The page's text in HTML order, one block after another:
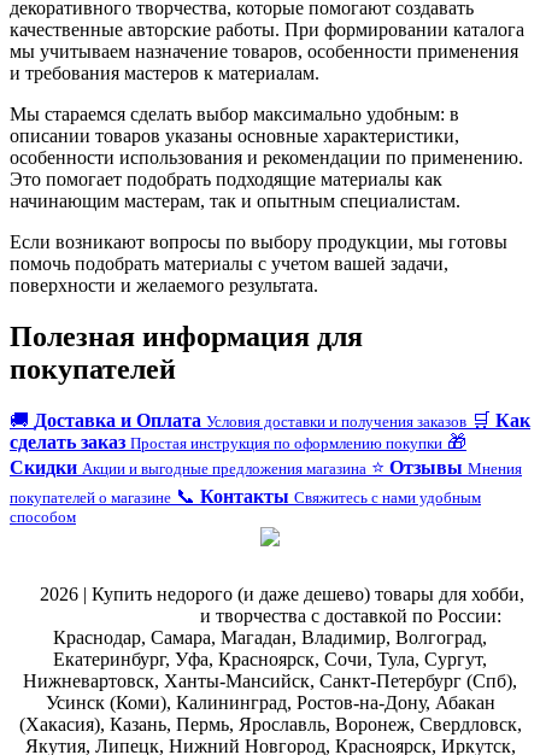
декоративного творчества, которые помогают создавать
качественные авторские работы. При формировании каталога
мы учитываем назначение товаров, особенности применения
и требования мастеров к материалам.
Мы стараемся сделать выбор максимально удобным: в
описании товаров указаны основные характеристики,
особенности использования и рекомендации по применению.
Это помогает подобрать подходящие материалы как
начинающим мастерам, так и опытным специалистам.
Если возникают вопросы по выбору продукции, мы готовы
помочь подобрать материалы с учетом вашей задачи,
поверхности и желаемого результата.
Полезная информация для
покупателей
🚚 Доставка и Оплата Условия доставки и получения заказов 🛒 Как
сделать заказ Простая инструкция по оформлению покупки 🎁
Скидки Акции и выгодные предложения магазина ⭐ Отзывы Мнения
покупателей о магазине 📞 Контакты Свяжитесь с нами удобным
способом
2026 | Купить недорого (и даже дешево) товары для хобби,
и творчества с доставкой по России:
Краснодар, Самара, Магадан, Владимир, Волгоград,
Екатеринбург, Уфа, Красноярск, Сочи, Тула, Сургут,
Нижневартовск, Ханты-Мансийск, Санкт-Петербург (Спб),
Усинск (Коми), Калининград, Ростов-на-Дону, Абакан
(Хакасия), Казань, Пермь, Ярославль, Воронеж, Свердловск,
Якутия, Липецк, Нижний Новгород, Красноярск, Иркутск,